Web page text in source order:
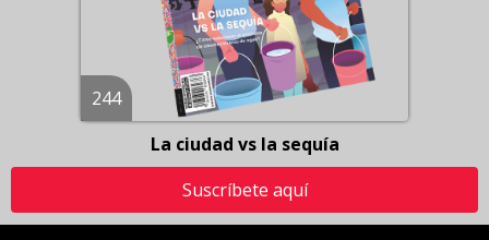
244
La ciudad vs la sequía
Suscríbete aquí